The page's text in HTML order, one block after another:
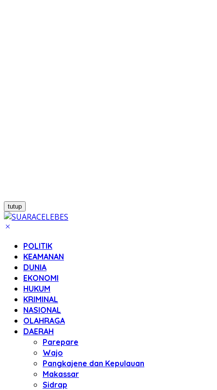
tutup
POLITIK
KEAMANAN
DUNIA
EKONOMI
HUKUM
KRIMINAL
NASIONAL
OLAHRAGA
DAERAH
Parepare
Wajo
Pangkajene dan Kepulauan
Makassar
Sidrap